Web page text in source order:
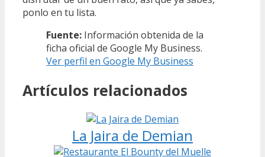
ponlo en tu lista.
Fuente: Información obtenida de la
ficha oficial de Google My Business.
Ver perfil en Google My Business
Artículos relacionados
La Jaira de Demian